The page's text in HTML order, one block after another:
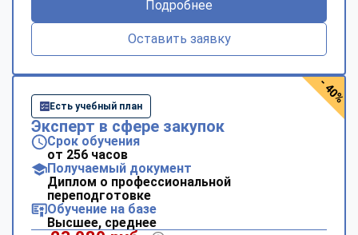
Подробнее
Оставить заявку
Есть учебный план
Эксперт в сфере закупок
Срок обучения
от 256 часов
Получаемый документ
Диплом о профессиональной
переподготовке
Обучение на базе
Высшее, среднее
- 40%